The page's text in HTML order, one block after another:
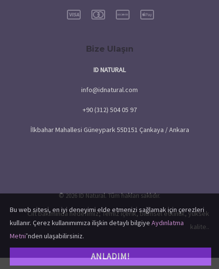
Bu web sitesi, en iyi deneyimi elde etmenizi sağlamak için çerezleri
kullanır. Çerez kullanımımıza ilişkin detaylı bilgiye Aydınlatma
Metni’nden ulaşabilirsiniz.
ANLADIM!
Bize Ulaşın
ID NATURAL
info@idnatural.com
+90 (312) 504 05 97
İlkbahar Mahallesi Güneypark 55D151 Çankaya / Ankara
© 2026 ID Natural. Tüm hakları saklıdır.
Cilt bakımında hedefimiz; Temiz içerik, bilimsel etkinlik, yüksek
kalite..